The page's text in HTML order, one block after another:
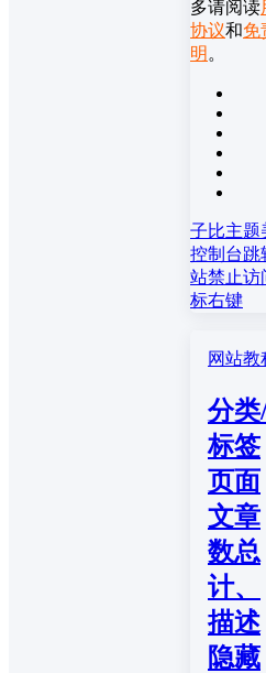
多请阅读
协议和免
明 。
子比主题
控制台跳
站禁止访
标右键
网站教
分类
标签
页面
文章
数总
计、
描述
隐藏